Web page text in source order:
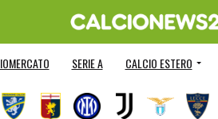
SERIE A CALCIO ESTERO